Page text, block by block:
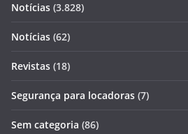
Notícias (3.828)
Notícias (62)
Revistas (18)
Segurança para locadoras (7)
Sem categoria (86)